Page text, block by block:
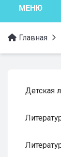
МЕНЮ
Главная
Детская